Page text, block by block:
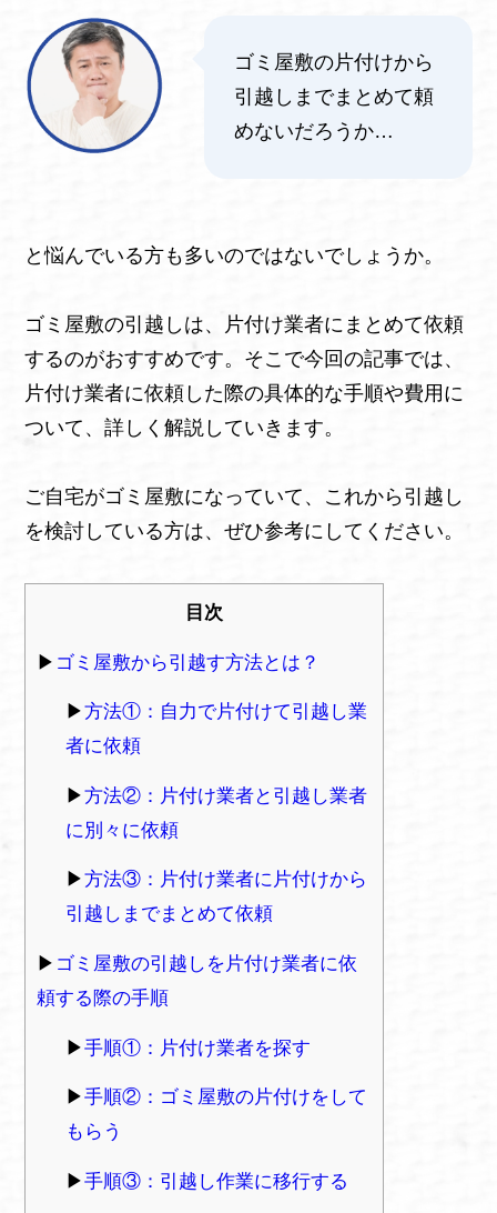
ゴミ屋敷の片付けから
引越しまでまとめて頼
めないだろうか…
と悩んでいる方も多いのではないでしょうか。
ゴミ屋敷の引越しは、片付け業者にまとめて依頼
するのがおすすめです。そこで今回の記事では、
片付け業者に依頼した際の具体的な手順や費用に
ついて、詳しく解説していきます。
ご自宅がゴミ屋敷になっていて、これから引越し
を検討している方は、ぜひ参考にしてください。
目次
ゴミ屋敷から引越す方法とは？
方法①：自力で片付けて引越し業
者に依頼
方法②：片付け業者と引越し業者
に別々に依頼
方法③：片付け業者に片付けから
引越しまでまとめて依頼
ゴミ屋敷の引越しを片付け業者に依
頼する際の手順
手順①：片付け業者を探す
手順②：ゴミ屋敷の片付けをして
もらう
手順③：引越し作業に移行する